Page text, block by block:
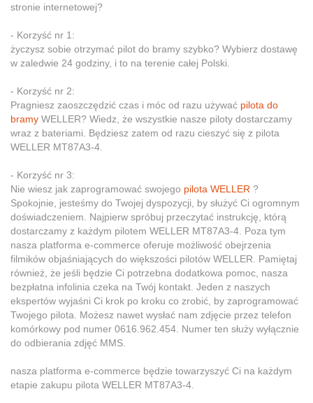
stronie internetowej?
- Korzyść nr 1:
życzysz sobie otrzymać pilot do bramy szybko? Wybierz dostawę
w zaledwie 24 godziny, i to na terenie całej Polski.
- Korzyść nr 2:
Pragniesz zaoszczędzić czas i móc od razu używać pilota do
bramy WELLER? Wiedz, że wszystkie nasze piloty dostarczamy
wraz z bateriami. Będziesz zatem od razu cieszyć się z pilota
WELLER MT87A3-4.
- Korzyść nr 3:
Nie wiesz jak zaprogramować swojego pilota WELLER ?
Spokojnie, jesteśmy do Twojej dyspozycji, by służyć Ci ogromnym
doświadczeniem. Najpierw spróbuj przeczytać instrukcję, którą
dostarczamy z każdym pilotem WELLER MT87A3-4. Poza tym
nasza platforma e-commerce oferuje możliwość obejrzenia
filmików objaśniających do większości pilotów WELLER. Pamiętaj
również, że jeśli będzie Ci potrzebna dodatkowa pomoc, nasza
bezpłatna infolinia czeka na Twój kontakt. Jeden z naszych
ekspertów wyjaśni Ci krok po kroku co zrobić, by zaprogramować
Twojego pilota. Możesz nawet wysłać nam zdjęcie przez telefon
komórkowy pod numer 0616.962.454. Numer ten służy wyłącznie
do odbierania zdjęć MMS.
nasza platforma e-commerce będzie towarzyszyć Ci na każdym
etapie zakupu pilota WELLER MT87A3-4.